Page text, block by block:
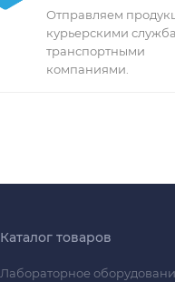
Отправляем
курьерскими
транспортными
компаниями.
Каталог товаров
Лабораторное